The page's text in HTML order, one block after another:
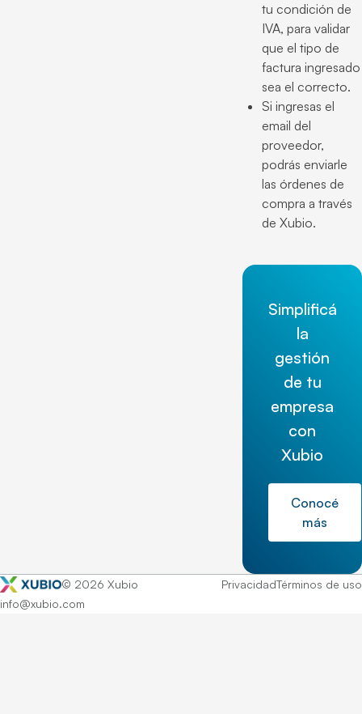
tu condición de
IVA, para validar
que el tipo de
factura ingresado
sea el correcto.
Si ingresas el
email del
proveedor,
podrás enviarle
las órdenes de
compra a través
de Xubio.
Simplificá
la
gestión
de tu
empresa
con
Xubio
Conocé
más
© 2026 Xubio PrivacidadTérminos de uso
info@xubio.com